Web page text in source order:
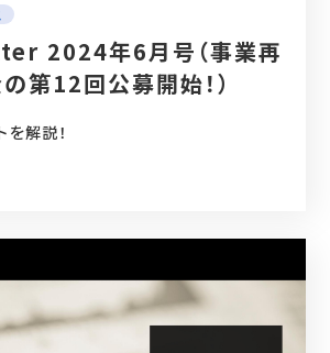
2024年6月号（事業再
第12回公募開始！）
解説！